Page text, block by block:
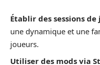
Établir des sessions
une dynamique et une
joueurs.
Utiliser des mods via